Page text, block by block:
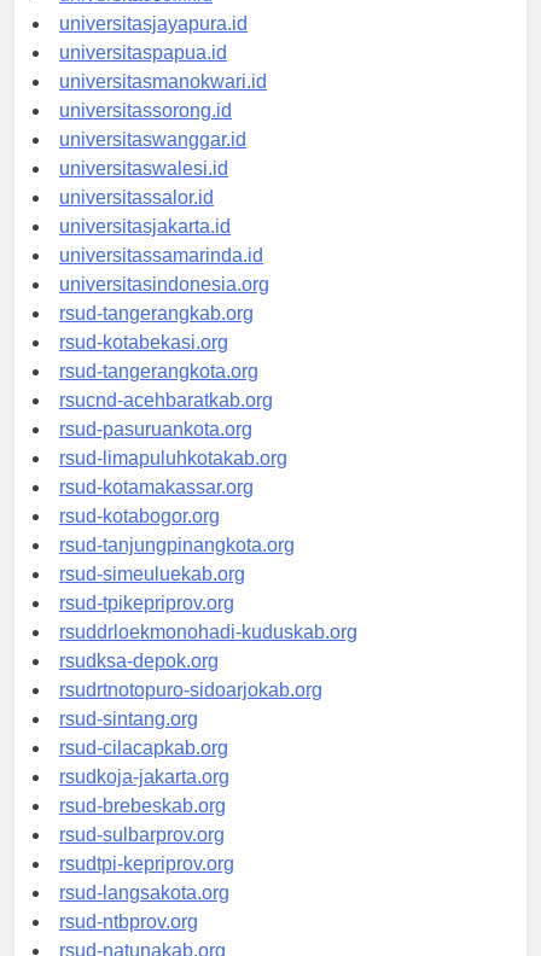
universitassofifi.id
universitasjayapura.id
universitaspapua.id
universitasmanokwari.id
universitassorong.id
universitaswanggar.id
universitaswalesi.id
universitassalor.id
universitasjakarta.id
universitassamarinda.id
universitasindonesia.org
rsud-tangerangkab.org
rsud-kotabekasi.org
rsud-tangerangkota.org
rsucnd-acehbaratkab.org
rsud-pasuruankota.org
rsud-limapuluhkotakab.org
rsud-kotamakassar.org
rsud-kotabogor.org
rsud-tanjungpinangkota.org
rsud-simeuluekab.org
rsud-tpikepriprov.org
rsuddrloekmonohadi-kuduskab.org
rsudksa-depok.org
rsudrtnotopuro-sidoarjokab.org
rsud-sintang.org
rsud-cilacapkab.org
rsudkoja-jakarta.org
rsud-brebeskab.org
rsud-sulbarprov.org
rsudtpi-kepriprov.org
rsud-langsakota.org
rsud-ntbprov.org